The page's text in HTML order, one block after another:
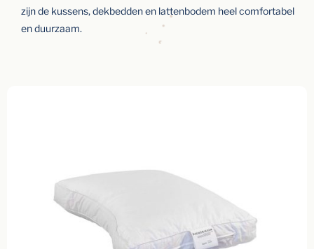
zijn de kussens, dekbedden en lattenbodem heel comfortabel
en duurzaam.